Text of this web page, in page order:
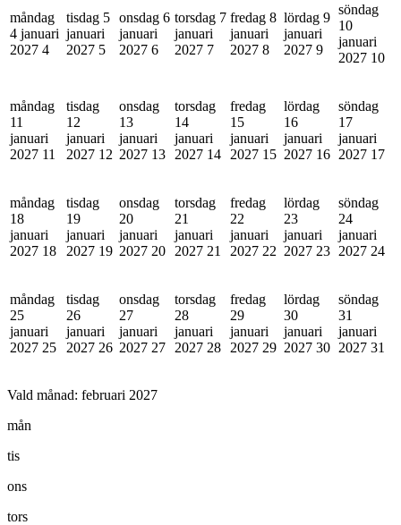
måndag
4 januari
2027 4
tisdag 5
januari
2027 5
onsdag 6
januari
2027 6
torsdag 7
januari
2027 7
fredag 8
januari
2027 8
lördag 9
januari
2027 9
söndag
10
januari
2027 10
måndag
11
januari
2027 11
tisdag
12
januari
2027 12
onsdag
13
januari
2027 13
torsdag
14
januari
2027 14
fredag
15
januari
2027 15
lördag
16
januari
2027 16
söndag
17
januari
2027 17
måndag
18
januari
2027 18
tisdag
19
januari
2027 19
onsdag
20
januari
2027 20
torsdag
21
januari
2027 21
fredag
22
januari
2027 22
lördag
23
januari
2027 23
söndag
24
januari
2027 24
måndag
25
januari
2027 25
tisdag
26
januari
2027 26
onsdag
27
januari
2027 27
torsdag
28
januari
2027 28
fredag
29
januari
2027 29
lördag
30
januari
2027 30
söndag
31
januari
2027 31
Vald månad: februari 2027
mån
tis
ons
tors